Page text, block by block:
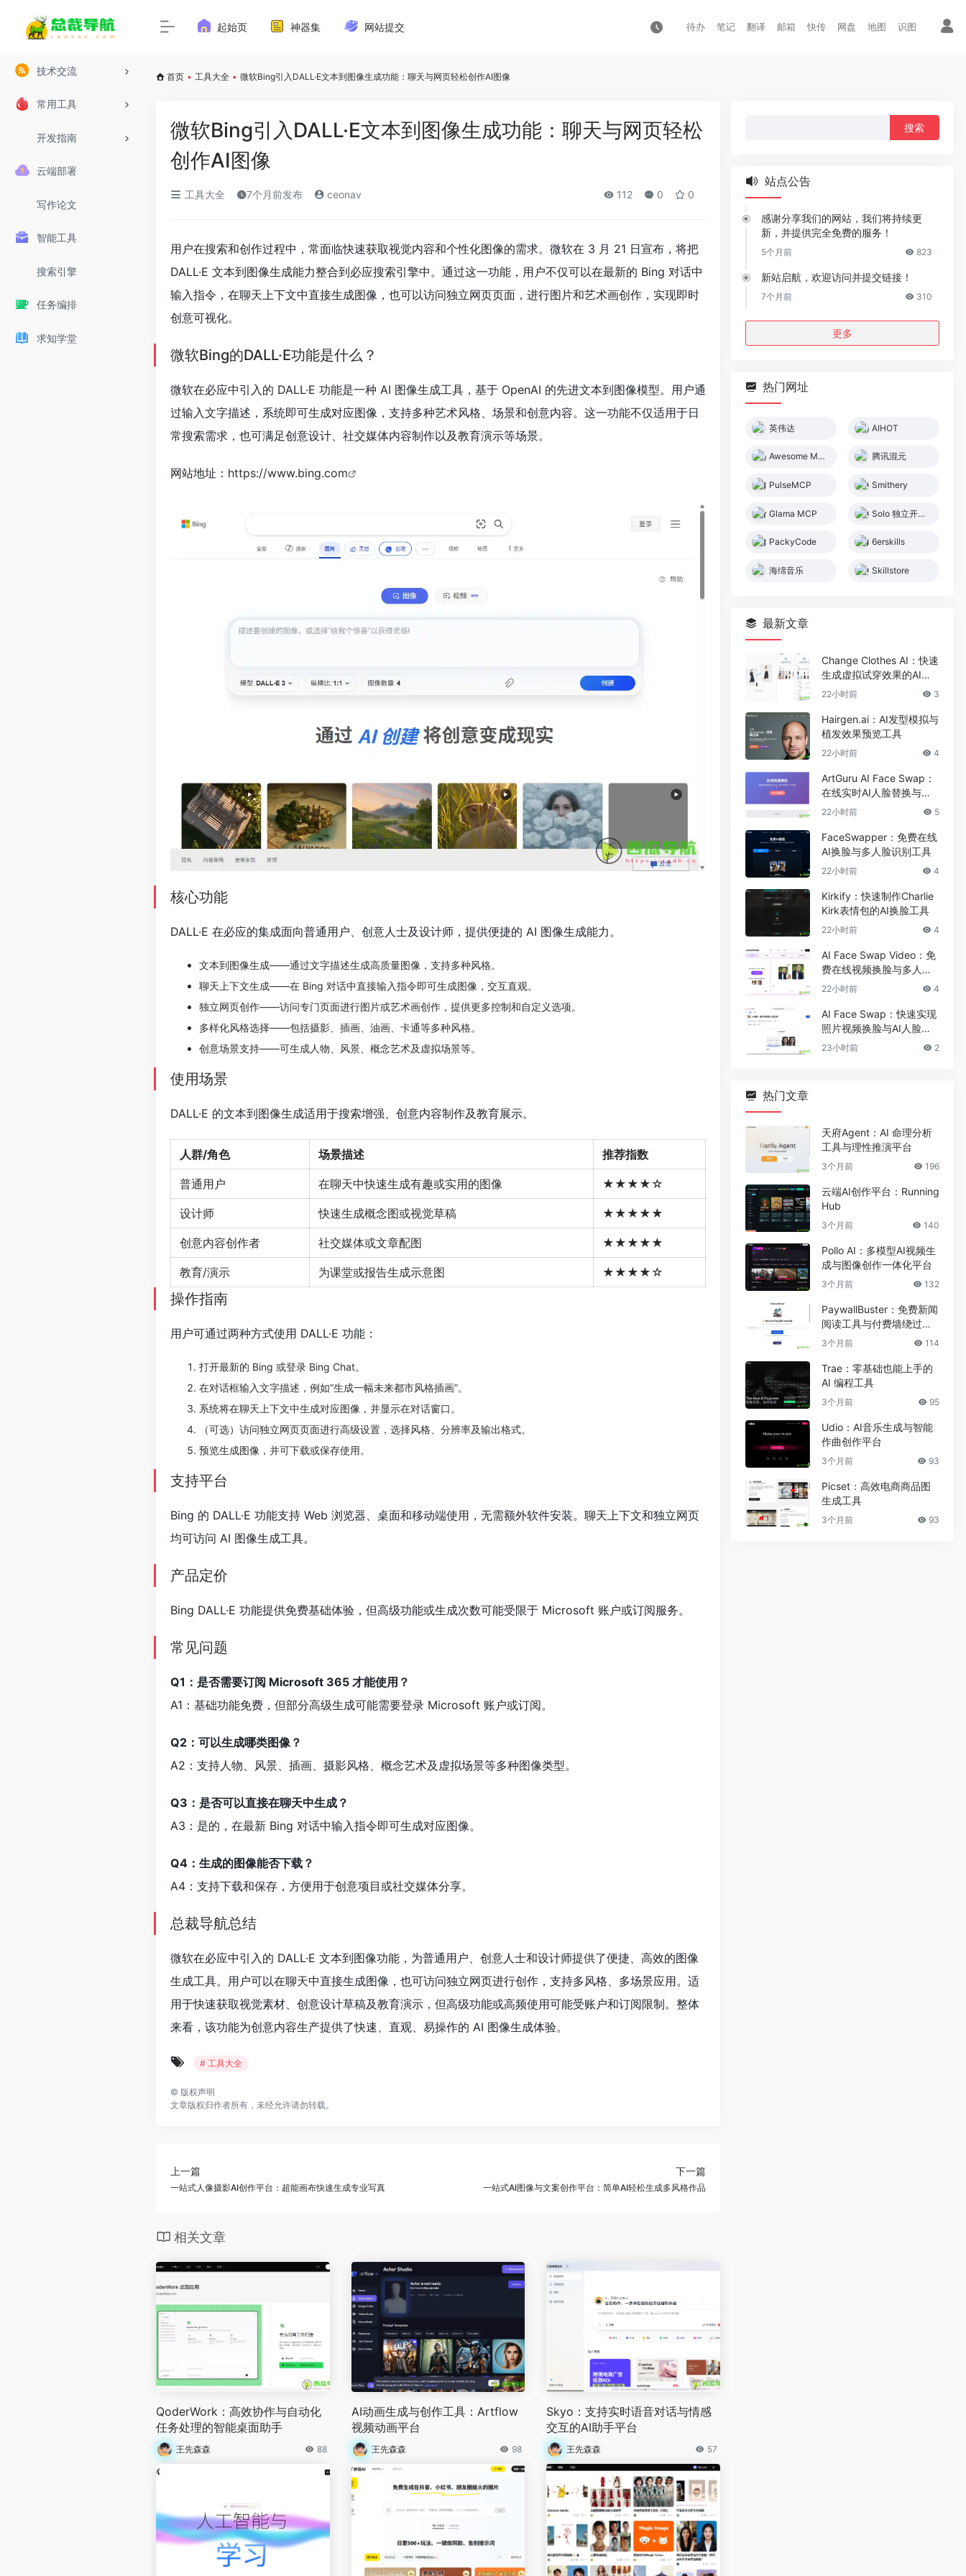
技术交流
常用工具
开发指南
云端部署
写作论文
智能工具
搜索引擎
任务编排
求知学堂
起始页 神器集 网站提交 待办 笔记 翻译 邮箱 快传 网盘 地图 识图
首页 • 工具大全 • 微软Bing引入DALL·E文本到图像生成功能：聊天与网页轻松创作AI图像
微软Bing引入DALL·E文本到图像生成功能：聊天与网页轻松
创作AI图像
工具大全 7个月前发布 ceonav 112 0 0
用户在搜索和创作过程中，常面临快速获取视觉内容和个性化图像的需求。微软在 3 月 21 日宣布，将把
DALL·E 文本到图像生成能力整合到必应搜索引擎中。通过这一功能，用户不仅可以在最新的 Bing 对话中
输入指令，在聊天上下文中直接生成图像，也可以访问独立网页页面，进行图片和艺术画创作，实现即时
创意可视化。
微软Bing的DALL·E功能是什么？
微软在必应中引入的 DALL·E 功能是一种 AI 图像生成工具，基于 OpenAI 的先进文本到图像模型。用户通
过输入文字描述，系统即可生成对应图像，支持多种艺术风格、场景和创意内容。这一功能不仅适用于日
常搜索需求，也可满足创意设计、社交媒体内容制作以及教育演示等场景。
网站地址： https://www.bing.com
核心功能
DALL·E 在必应的集成面向普通用户、创意人士及设计师，提供便捷的 AI 图像生成能力。
文本到图像生成——通过文字描述生成高质量图像，支持多种风格。
聊天上下文生成——在 Bing 对话中直接输入指令即可生成图像，交互直观。
独立网页创作——访问专门页面进行图片或艺术画创作，提供更多控制和自定义选项。
多样化风格选择——包括摄影、插画、油画、卡通等多种风格。
创意场景支持——可生成人物、风景、概念艺术及虚拟场景等。
使用场景
DALL·E 的文本到图像生成适用于搜索增强、创意内容制作及教育展示。
人群/角色 场景描述 推荐指数
普通用户 在聊天中快速生成有趣或实用的图像 ★★★★☆
设计师 快速生成概念图或视觉草稿 ★★★★★
创意内容创作者 社交媒体或文章配图 ★★★★★
教育/演示 为课堂或报告生成示意图 ★★★★☆
操作指南
用户可通过两种方式使用 DALL·E 功能：
打开最新的 Bing 或登录 Bing Chat。
在对话框输入文字描述，例如“生成一幅未来都市风格插画”。
系统将在聊天上下文中生成对应图像，并显示在对话窗口。
（可选）访问独立网页页面进行高级设置，选择风格、分辨率及输出格式。
预览生成图像，并可下载或保存使用。
支持平台
Bing 的 DALL·E 功能支持 Web 浏览器、桌面和移动端使用，无需额外软件安装。聊天上下文和独立网页
均可访问 AI 图像生成工具。
产品定价
Bing DALL·E 功能提供免费基础体验，但高级功能或生成次数可能受限于 Microsoft 账户或订阅服务。
常见问题
Q1：是否需要订阅 Microsoft 365 才能使用？
A1：基础功能免费，但部分高级生成可能需要登录 Microsoft 账户或订阅。
Q2：可以生成哪类图像？
A2：支持人物、风景、插画、摄影风格、概念艺术及虚拟场景等多种图像类型。
Q3：是否可以直接在聊天中生成？
A3：是的，在最新 Bing 对话中输入指令即可生成对应图像。
Q4：生成的图像能否下载？
A4：支持下载和保存，方便用于创意项目或社交媒体分享。
总裁导航总结
微软在必应中引入的 DALL·E 文本到图像功能，为普通用户、创意人士和设计师提供了便捷、高效的图像
生成工具。用户可以在聊天中直接生成图像，也可访问独立网页进行创作，支持多风格、多场景应用。适
用于快速获取视觉素材、创意设计草稿及教育演示，但高级功能或高频使用可能受账户和订阅限制。整体
来看，该功能为创意内容生产提供了快速、直观、易操作的 AI 图像生成体验。
# 工具大全
© 版权声明
文章版权归作者所有，未经允许请勿转载。
上一篇
一站式人像摄影AI创作平台：超能画布快速生成专业写真
下一篇
一站式AI图像与文案创作平台：简单AI轻松生成多风格作品
相关文章
QoderWork：高效协作与自动化
任务处理的智能桌面助手
王先森森 88
AI动画生成与创作工具：Artflow
视频动画平台
王先森森 98
Skyo：支持实时语音对话与情感
交互的AI助手平台
王先森森 57
站点公告
感谢分享我们的网站，我们将持续更
新，并提供完全免费的服务！
5个月前 823
新站启航，欢迎访问并提交链接！
7个月前 310
更多
热门网址
英伟达 AIHOT
Awesome MCP Servers 腾讯混元
PulseMCP Smithery
Glama MCP Solo 独立开发者社区
PackyCode 6erskills
海绵音乐 Skillstore
最新文章
Change Clothes AI：快速
生成虚拟试穿效果的AI换
装工具
22小时前 3
Hairgen.ai：AI发型模拟与
植发效果预览工具
22小时前 4
ArtGuru AI Face Swap：
在线实时AI人脸替换与照
片编辑工具
22小时前 5
FaceSwapper：免费在线
AI换脸与多人脸识别工具
22小时前 4
Kirkify：快速制作Charlie
Kirk表情包的AI换脸工具
22小时前 4
AI Face Swap Video：免
费在线视频换脸与多人脸
替换工具
22小时前 4
AI Face Swap：快速实现
照片视频换脸与AI人脸替
换工具
23小时前 2
热门文章
天府Agent：AI 命理分析
工具与理性推演平台
3个月前 196
云端AI创作平台：Running
Hub
3个月前 140
Pollo AI：多模型AI视频生
成与图像创作一体化平台
3个月前 132
PaywallBuster：免费新闻
阅读工具与付费墙绕过助
手
3个月前 114
Trae：零基础也能上手的
AI 编程工具
3个月前 95
Udio：AI音乐生成与智能
作曲创作平台
3个月前 93
Picset：高效电商商品图
生成工具
3个月前 93